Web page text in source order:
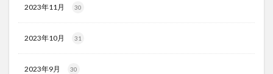
2023年11月 30
2023年10月 31
2023年9月 30